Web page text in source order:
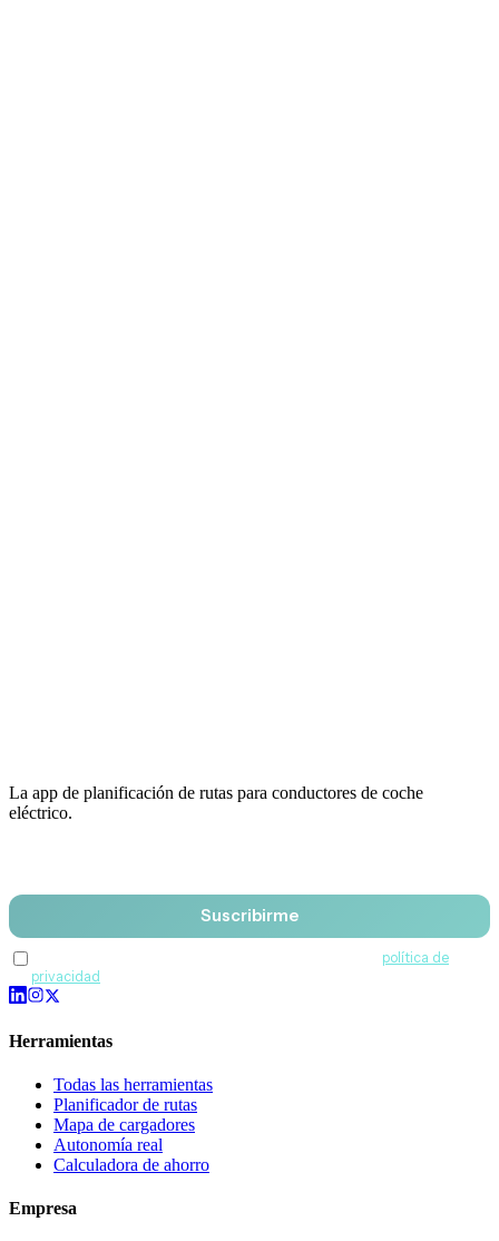
La app de planificación de rutas para conductores de coche
eléctrico.
Suscribirme
política de
privacidad
Herramientas
Todas las herramientas
Planificador de rutas
Mapa de cargadores
Autonomía real
Calculadora de ahorro
Empresa